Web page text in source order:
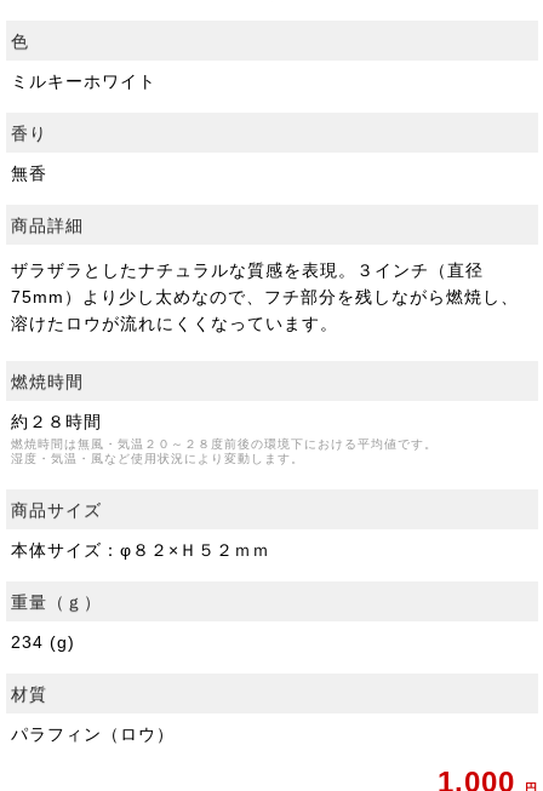
色
ミルキーホワイト
香り
無香
商品詳細
ザラザラとしたナチュラルな質感を表現。３インチ（直径
75mm）より少し太めなので、フチ部分を残しながら燃焼し、
溶けたロウが流れにくくなっています。
燃焼時間
約２８時間
燃焼時間は無風・気温２０～２８度前後の環境下における平均値です。
湿度・気温・風など使用状況により変動します。
商品サイズ
本体サイズ：φ８２×Ｈ５２ｍｍ
重量（ｇ）
234 (g)
材質
パラフィン（ロウ）
1,000 円